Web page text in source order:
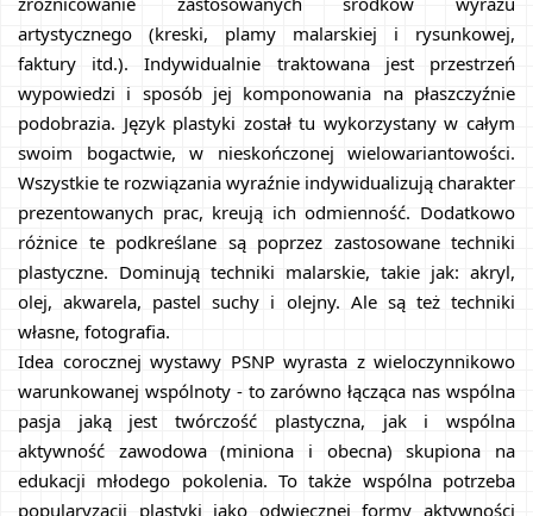
artystycznego (kreski, plamy malarskiej i rysunkowej,
faktury itd.). Indywidualnie traktowana jest przestrzeń
wypowiedzi i sposób jej komponowania na płaszczyźnie
podobrazia. Język plastyki został tu wykorzystany w całym
swoim bogactwie, w nieskończonej wielowariantowości.
Wszystkie te rozwiązania wyraźnie indywidualizują charakter
prezentowanych prac, kreują ich odmienność. Dodatkowo
różnice te podkreślane są poprzez zastosowane techniki
plastyczne. Dominują techniki malarskie, takie jak: akryl,
olej, akwarela, pastel suchy i olejny. Ale są też techniki
własne, fotografia.
Idea corocznej wystawy PSNP wyrasta z wieloczynnikowo
warunkowanej wspólnoty - to zarówno łącząca nas wspólna
pasja jaką jest twórczość plastyczna, jak i wspólna
aktywność zawodowa (miniona i obecna) skupiona na
edukacji młodego pokolenia. To także wspólna potrzeba
popularyzacji plastyki jako odwiecznej formy aktywności